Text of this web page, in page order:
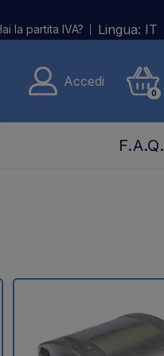
la partita IVA? Lingua: IT
Accedi
0
F.A.Q.